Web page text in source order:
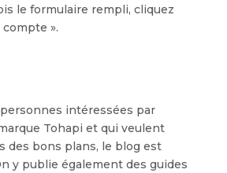
le formulaire rempli, cliquez
».
intéressées par
Tohapi et qui veulent
des bons plans, le blog est
y publie également des guides